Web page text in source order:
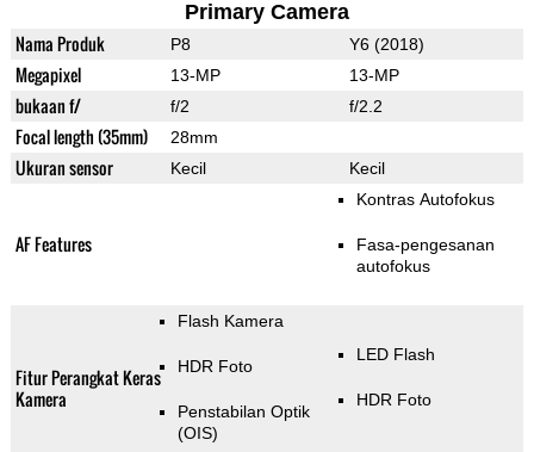
Primary Camera
Nama Produk P8 Y6 (2018)
Megapixel 13-MP 13-MP
bukaan f/ f/2 f/2.2
Focal length (35mm) 28mm
Ukuran sensor Kecil Kecil
AF Features
Kontras Autofokus
Fasa-pengesanan
autofokus
Fitur Perangkat Keras
Kamera
Flash Kamera
HDR Foto
Penstabilan Optik
(OIS)
LED Flash
HDR Foto